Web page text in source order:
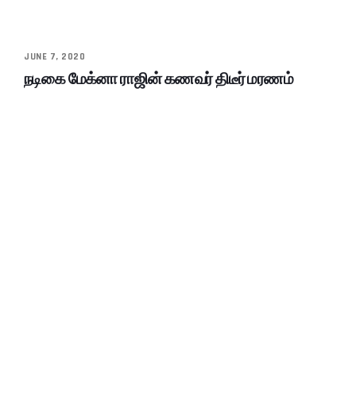
JUNE 7, 2020
நடிகை மேக்னா ராஜின் கணவர் திடீர் மரணம்